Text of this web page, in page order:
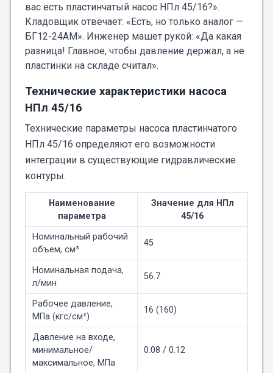
вас есть пластинчатый насос НПл 45/16?».
Кладовщик отвечает: «Есть, но только аналог —
БГ12-24АМ». Инженер машет рукой: «Да какая
разница! Главное, чтобы давление держал, а не
пластинки на складе считал».
Технические характеристики насоса
НПл 45/16
Технические параметры насоса пластинчатого
НПл 45/16 определяют его возможности
интеграции в существующие гидравлические
контуры.
Наименование
параметра
Значение для НПл
45/16
Номинальный рабочий
объем, см³
45
Номинальная подача,
л/мин
56.7
Рабочее давление,
МПа (кгс/см²)
16 (160)
Давление на входе,
минимальное/
максимальное, МПа
0.08 / 0.12